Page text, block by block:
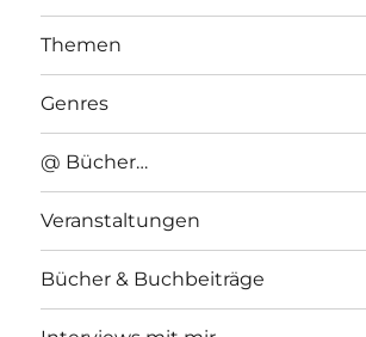
Themen
Genres
@ Bücher…
Veranstaltungen
Bücher & Buchbeiträge